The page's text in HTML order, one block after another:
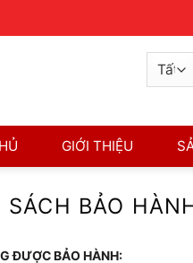
GIỚI THIỆU
SÁCH BẢO
ĐƯỢC BẢO HÀNH: